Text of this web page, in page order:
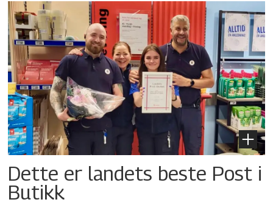
Dette er landets beste Post i
Butikk